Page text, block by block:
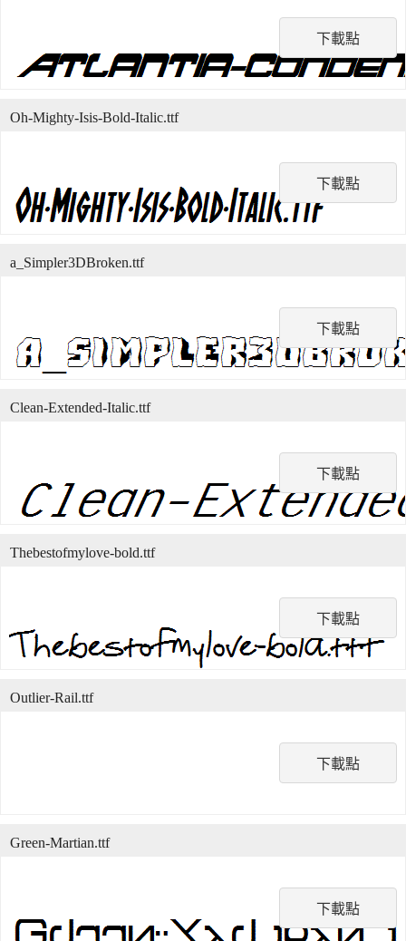
下載點
下載點
Oh-Mighty-Isis-Bold-Italic.ttf
下載點
a_Simpler3DBroken.ttf
下載點
Clean-Extended-Italic.ttf
下載點
Thebestofmylove-bold.ttf
下載點
Outlier-Rail.ttf
下載點
Green-Martian.ttf